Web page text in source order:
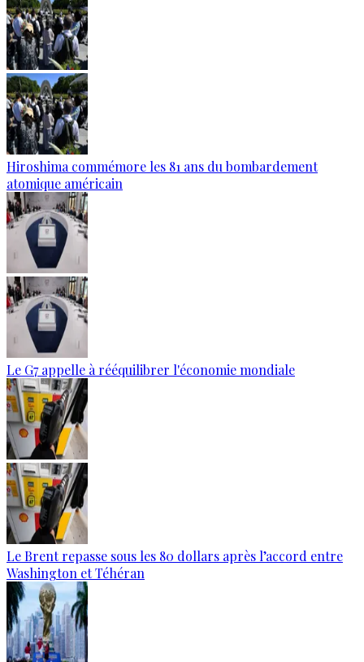
Hiroshima commémore les 81 ans du bombardement
atomique américain
Le G7 appelle à rééquilibrer l'économie mondiale
Le Brent repasse sous les 80 dollars après l’accord entre
Washington et Téhéran